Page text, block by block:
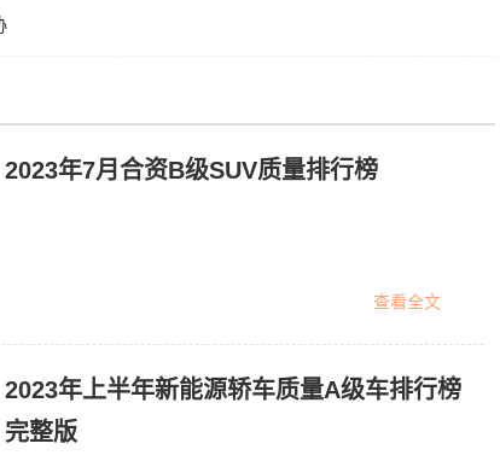
2023年7月合资B级SUV质量排行榜
查看全文
2023年上半年新能源轿车质量A级车排行榜
完整版